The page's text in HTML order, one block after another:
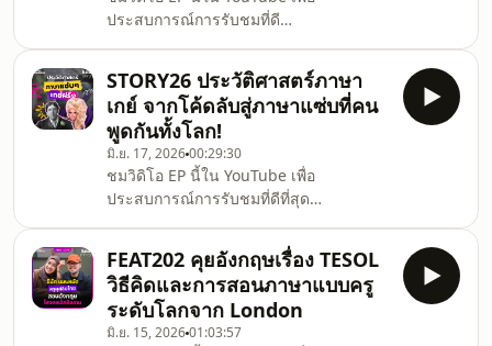
ที่ฝึกภาษาอังกฤษจนคล่อง ก้าวสู่อาชีพลูก
เรือเต็มตัว กระทั่งกลายเป็นคอนเทนต์ครี
ประสบการณ์การรับชมที่ดี
Featuring เอพิโสดนี้พาคุยภาษาอังกฤษกับ
‘เฟย ภัทร’หนุ่มสุดคูลผู้มาพร้อมภาพลักษณ์
นักผจญภัยและคนรักเพื่อนอดีตนักแสดงวัย
รุ่นจากสังกัด GMM .เปิดจุดเปลี่ยนสำคัญ
ในชีวิตของเฟยจากบทบาทนักแสดงกว่า 11
ปี สู่เจ้าของธุรกิจอันหลากหลายที่สะท้อน
ไลฟ์สไตล์และตัวตนสุดเท่.เจาะลึกความ
หลงใหลในกีฬาเอ็กซ์ตรีมและการเดินป่า
🧗‍
STORY26 ประวัติศาสตร์ภาษา
เกย์ จากโค้ดลับสู่ภาษาแซ่บที่คน
พูดกันทั้งโลก!
มิ.ย. 17, 202600:29:30
ชมวิดิโอ EP นี้ใน YouTube เพื่อ
ประสบการณ์การรับชมที่ดีที่สุด
ภาษาเกย์ จากโค้ดลับสู่ภาษาที่ทั่วทั้งโลก
พูด!.คำนี้ดี STORY ต้อนรับเดือนมิถุนายน
และเทศกาล Pride Month 🏳️‍🌈 พาฟังเรื่อง
ราวภาษาของกลุ่มคอมมูนิตี้เพศหลากหลาย
กับหลายเรื่องที่หลายคนอาจไม่เคยนึกถึงมา
FEAT202 คุยอังกฤษเรื่อง TESOL
วิธีคิดและการสอนภาษาแบบครู
ระดับโลกจาก London
มิ.ย. 15, 202601:03:57